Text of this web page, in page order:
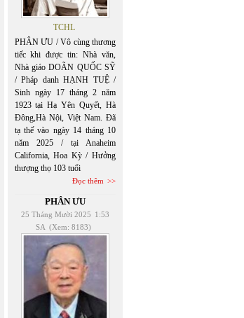
TCHL
PHÂN ƯU / Vô cùng thương
tiếc khi được tin: Nhà văn,
Nhà giáo DOÃN QUỐC SỸ
/ Pháp danh HẠNH TUỆ /
Sinh ngày 17 tháng 2 năm
1923 tại Hạ Yên Quyết, Hà
Đông,Hà Nội, Việt Nam. Đã
tạ thế vào ngày 14 tháng 10
năm 2025 / tại Anaheim
California, Hoa Kỳ / Hưởng
thượng thọ 103 tuổi
Đọc thêm
PHÂN ƯU
25 Tháng Mười 2025 1:53
SA (Xem: 8183)